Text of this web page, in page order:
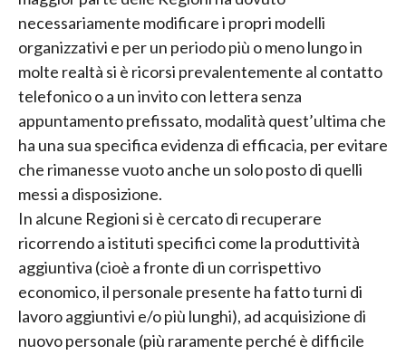
necessariamente modificare i propri modelli
organizzativi e per un periodo più o meno lungo in
molte realtà si è ricorsi prevalentemente al contatto
telefonico o a un invito con lettera senza
appuntamento prefissato, modalità quest’ultima che
ha una sua specifica evidenza di efficacia, per evitare
che rimanesse vuoto anche un solo posto di quelli
messi a disposizione.
In alcune Regioni si è cercato di recuperare
ricorrendo a istituti specifici come la produttività
aggiuntiva (cioè a fronte di un corrispettivo
economico, il personale presente ha fatto turni di
lavoro aggiuntivi e/o più lunghi), ad acquisizione di
nuovo personale (più raramente perché è difficile